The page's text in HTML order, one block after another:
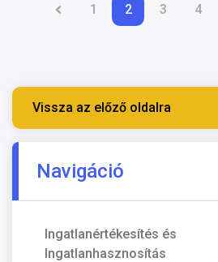
1 2 3 4
Vissza az előző oldalra
Navigáció
Ingatlanértékesítés és
Ingatlanhasznosítás